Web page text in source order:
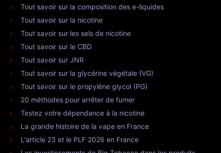
Tout savoir sur la composition des e-liquides
Tout savoir sur la nicotine
Tout savoir sur les sels de nicotine
Tout savoir sur le CBD
Tout savoir sur JNR
Tout savoir sur la glycérine végétale (VG)
Tout savoir sur le propylène glycol (PG)
20 méthodes pour arrêter de fumer
Testez votre dépendance à la nicotine
La grande histoire de la vape en France
L'article 23 et le PLF 2026 en France